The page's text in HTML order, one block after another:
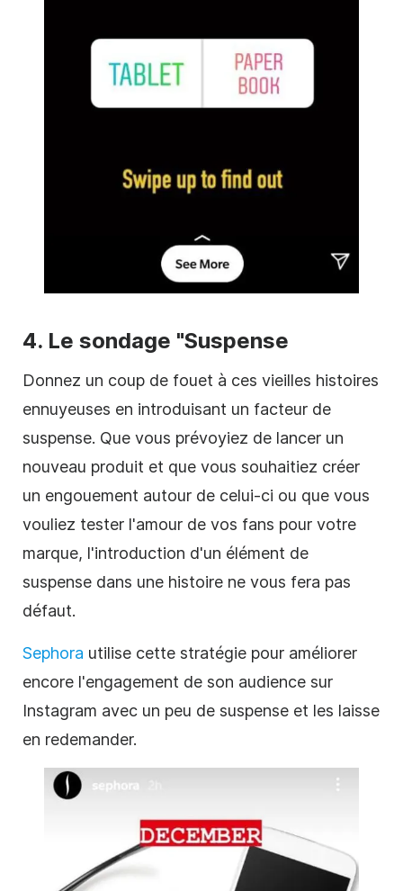
4. Le sondage "Suspense
Donnez un coup de fouet à ces vieilles histoires
ennuyeuses en introduisant un facteur de
suspense. Que vous prévoyiez de lancer un
nouveau produit et que vous souhaitiez créer
un engouement autour de celui-ci ou que vous
vouliez tester l'amour de vos fans pour votre
marque, l'introduction d'un élément de
suspense dans une histoire ne vous fera pas
défaut.
Sephora utilise cette stratégie pour améliorer
encore l'engagement de son audience sur
Instagram avec un peu de suspense et les laisse
en redemander.